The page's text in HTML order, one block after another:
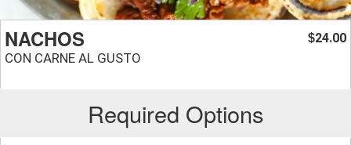
NACHOS
CON CARNE AL GUSTO
$24.00
Required Options